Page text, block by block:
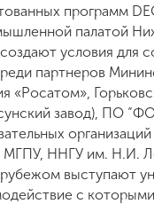
программ
палатой
условия для
партнеров
«Росатом»,
завод), ПО
ННГУ им. Н.И.
выступают
с